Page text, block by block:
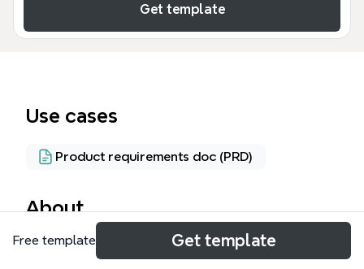
Get template
Use cases
Product requirements doc (PRD)
About
O template RESIDENCIALDOCTOR é um prontuário
Free template Get template